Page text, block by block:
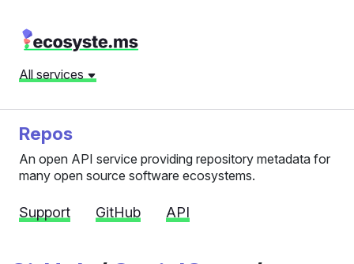
All services
Repos
An open API service providing repository metadata for
many open source software ecosystems.
Support GitHub API